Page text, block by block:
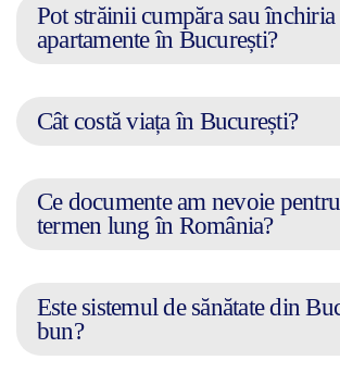
Pot străinii cumpăra sau închiria
apartamente în București?
Cât costă viața în București?
Ce documente am nevoie
termen lung în România?
Este sistemul de sănătate din
bun?